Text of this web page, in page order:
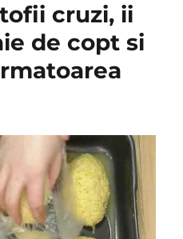
cruzi, ii
de copt si